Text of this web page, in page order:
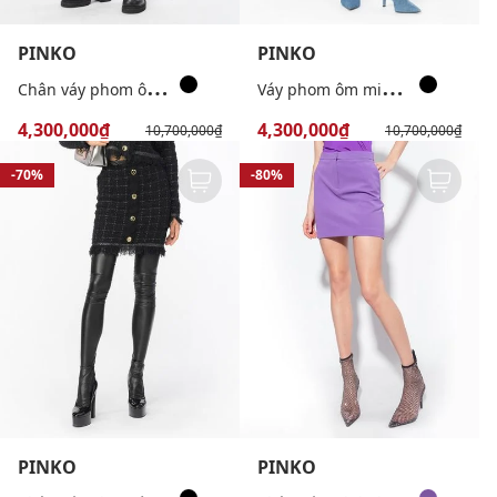
PINKO
C
hân váy phom ôm mini Gloom
4,300,000₫ 10,700,000₫
PINKO
V
áy phom ôm midi Gravitone
4,300,000₫ 10,700,000₫
-70%
PINKO
-80%
PINKO